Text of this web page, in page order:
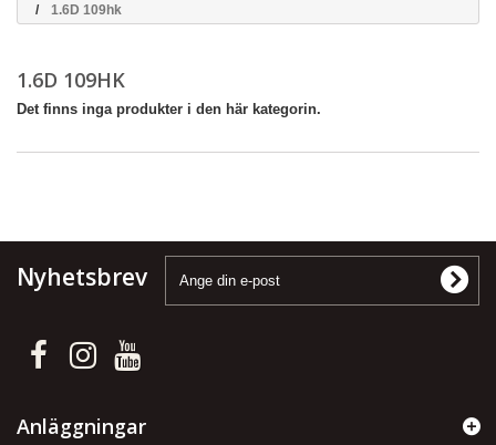
1.6D 109hk
1.6D 109HK
Det finns inga produkter i den här kategorin.
Nyhetsbrev
Anläggningar